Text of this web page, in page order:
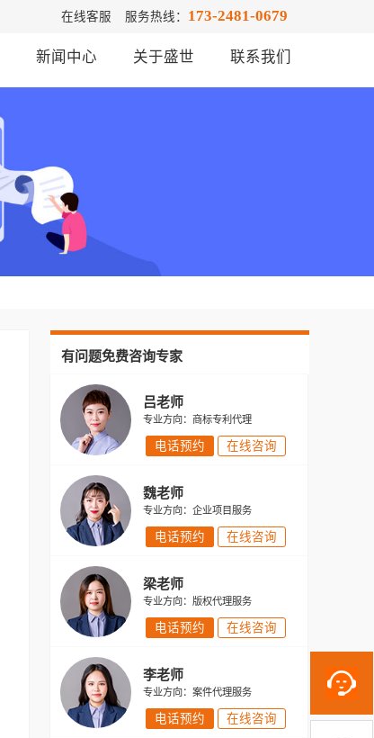
在线客服 服务热线： 173-2481-0679
新闻中心 关于盛世 联系我们
有问题免费咨询专家
吕老师
专业方向：商标专利代理
电话预约 在线咨询
魏老师
专业方向：企业项目服务
电话预约 在线咨询
梁老师
专业方向：版权代理服务
电话预约 在线咨询
李老师
专业方向：案件代理服务
电话预约 在线咨询